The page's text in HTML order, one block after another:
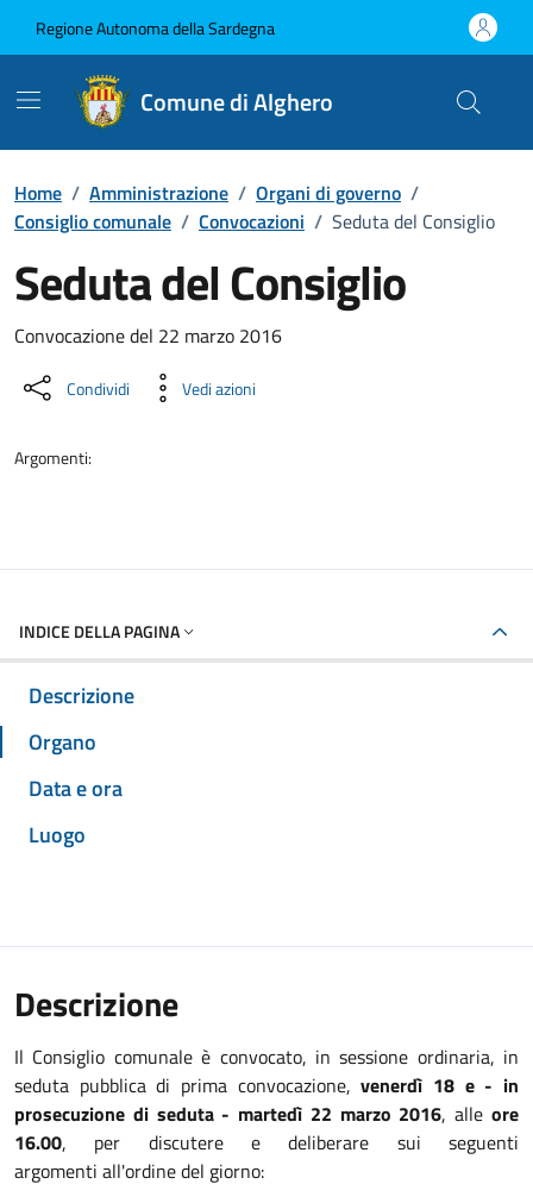
Regione Autonoma della Sardegna
Comune di Alghero
Home / Amministrazione / Organi di governo /
Consiglio comunale / Convocazioni / Seduta del Consiglio
Seduta del Consiglio
???portal.DettaglioConvocazione???
Convocazione del 22 marzo 2016
Condividi Vedi azioni
Argomenti:
INDICE DELLA PAGINA
Descrizione
Organo
Data e ora
Luogo
Descrizione
Il Consiglio comunale è convocato, in sessione ordinaria, in
seduta pubblica di prima convocazione,venerdì 18 e - in
prosecuzione di seduta - martedì 22 marzo 2016, alleore
16.00, per discutere e deliberare sui seguenti
argomenti all'ordine del giorno: